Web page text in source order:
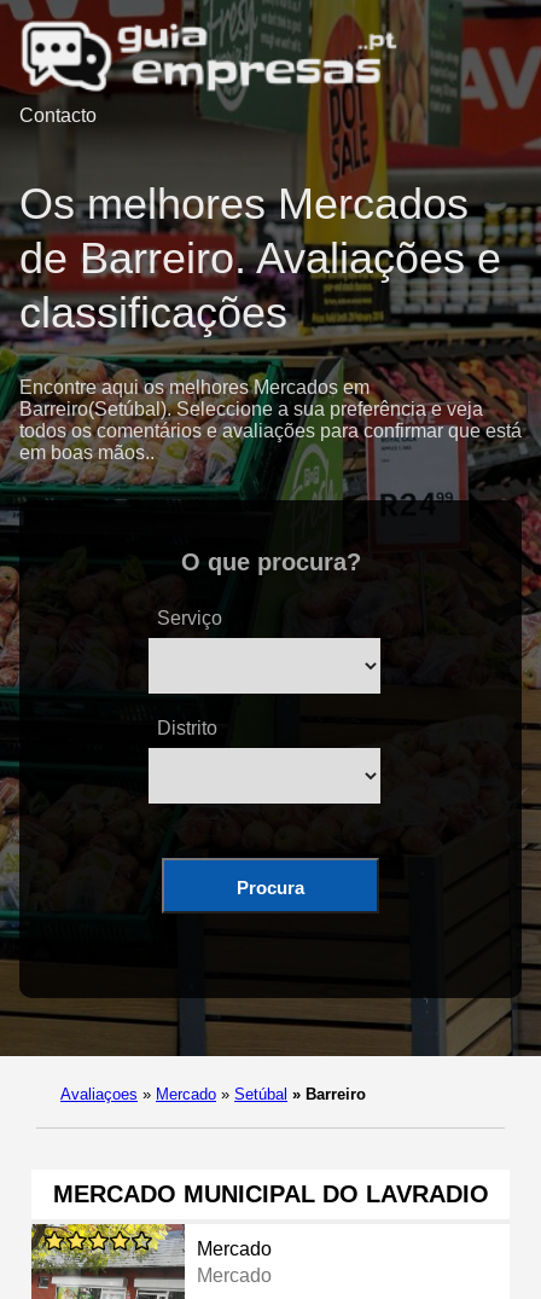
Contacto
Os melhores Mercados
de Barreiro. Avaliações e
classificações
Encontre aqui os melhores Mercados em
Barreiro(Setúbal). Seleccione a sua preferência e veja
todos os comentários e avaliações para confirmar que está
em boas mãos..
O que procura?
Serviço
Distrito
Procura
Avaliaçoes » Mercado » Setúbal » Barreiro
MERCADO MUNICIPAL DO LAVRADIO
Mercado
Mercado